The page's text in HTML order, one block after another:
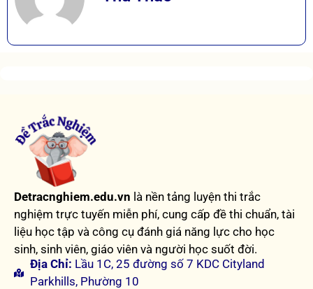
Detracnghiem.edu.vn là nền tảng luyện thi trắc
nghiệm trực tuyến miễn phí, cung cấp đề thi chuẩn, tài
liệu học tập và công cụ đánh giá năng lực cho học
sinh, sinh viên, giáo viên và người học suốt đời.
Địa Chỉ: Lầu 1C, 25 đường số 7 KDC Cityland
Parkhills, Phường 10